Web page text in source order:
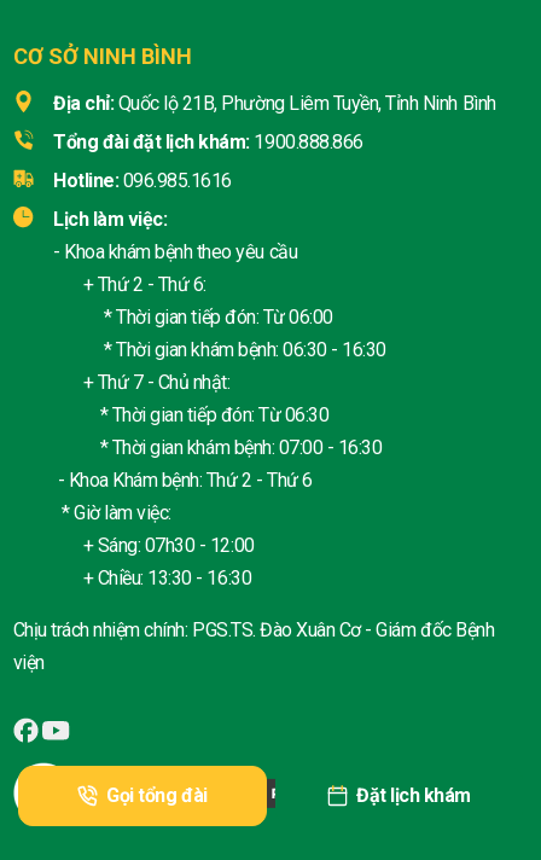
Gọi tổng đài Đặt lịch khám
CƠ SỞ NINH BÌNH
Địa chỉ: Quốc lộ 21B, Phường Liêm Tuyền, Tỉnh Ninh Bình
Tổng đài đặt lịch khám: 1900.888.866
Hotline: 096.985.1616
Lịch làm việc:
- Khoa khám bệnh theo yêu cầu
+ Thứ 2 - Thứ 6:
* Thời gian tiếp đón: Từ 06:00
* Thời gian khám bệnh: 06:30 - 16:30
+ Thứ 7 - Chủ nhật:
* Thời gian tiếp đón: Từ 06:30
* Thời gian khám bệnh: 07:00 - 16:30
- Khoa Khám bệnh: Thứ 2 - Thứ 6
* Giờ làm việc:
+ Sáng: 07h30 - 12:00
+ Chiều: 13:30 - 16:30
Chịu trách nhiệm chính: PGS.TS. Đào Xuân Cơ - Giám đốc Bệnh
viện